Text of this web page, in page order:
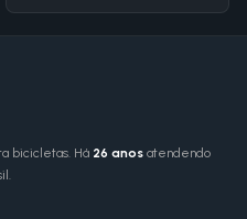
bicicletas. Há 26 anos atendendo